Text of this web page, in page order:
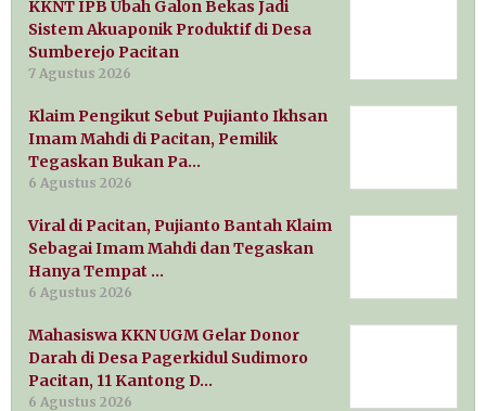
KKNT IPB Ubah Galon Bekas Jadi
Sistem Akuaponik Produktif di Desa
Sumberejo Pacitan
7 Agustus 2026
Klaim Pengikut Sebut Pujianto Ikhsan
Imam Mahdi di Pacitan, Pemilik
Tegaskan Bukan Pa…
6 Agustus 2026
Viral di Pacitan, Pujianto Bantah Klaim
Sebagai Imam Mahdi dan Tegaskan
Hanya Tempat …
6 Agustus 2026
Mahasiswa KKN UGM Gelar Donor
Darah di Desa Pagerkidul Sudimoro
Pacitan, 11 Kantong D…
6 Agustus 2026